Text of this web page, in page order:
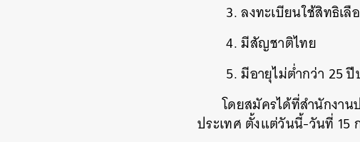
3. ลงทะเบียนใช้สิทธิเ
4. มีสัญชาติไทย
5. มีอายุไม่ต่ำกว่า 25
โดยสมัครได้ที่สำนักงา
ประเทศ ตั้งแต่วันนี้-วันที่ 15